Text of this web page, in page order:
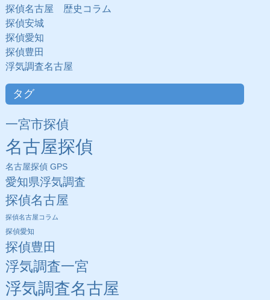
探偵名古屋 歴史コラム
探偵安城
探偵愛知
探偵豊田
浮気調査名古屋
タグ
一宮市探偵
名古屋探偵
名古屋探偵 GPS
愛知県浮気調査
探偵名古屋
探偵名古屋コラム
探偵愛知
探偵豊田
浮気調査一宮
浮気調査名古屋